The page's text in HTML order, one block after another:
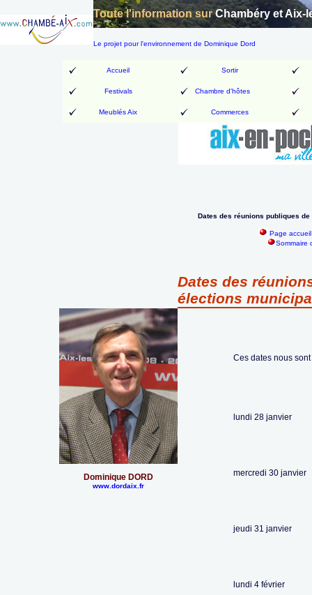
Toute l'information surChambéry et Aix-
Le projet pour l'environnement de Dominique Dord
Accueil Sortir
Festivals Chambre d'hôtes
Meublés Aix Commerces
Dates des réunions publiques
Page
Sommaire
Dates des
élections
Dominique DORD
www.dordaix.fr
Ces dates nous
lundi 28 janvier
mercredi 30 janvier
jeudi 31 janvier
lundi 4 février